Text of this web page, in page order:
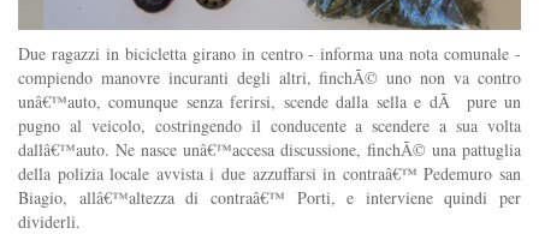
Due ragazzi in bicicletta girano in centro - informa una nota comunale -
compiendo manovre incuranti degli altri, finchÃ© uno non va contro
unâ€™auto, comunque senza ferirsi, scende dalla sella e dÃ pure un
pugno al veicolo, costringendo il conducente a scendere a sua volta
dallâ€™auto. Ne nasce unâ€™accesa discussione, finchÃ© una pattuglia
della polizia locale avvista i due azzuffarsi in contraâ€™ Pedemuro san
Biagio, allâ€™altezza di contraâ€™ Porti, e interviene quindi per
dividerli.